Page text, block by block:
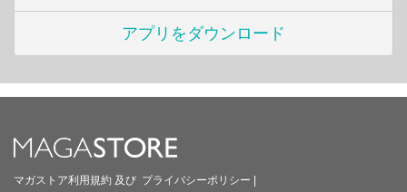
アプリをダウンロード
マガストア利用規約 及び プライバシーポリシー